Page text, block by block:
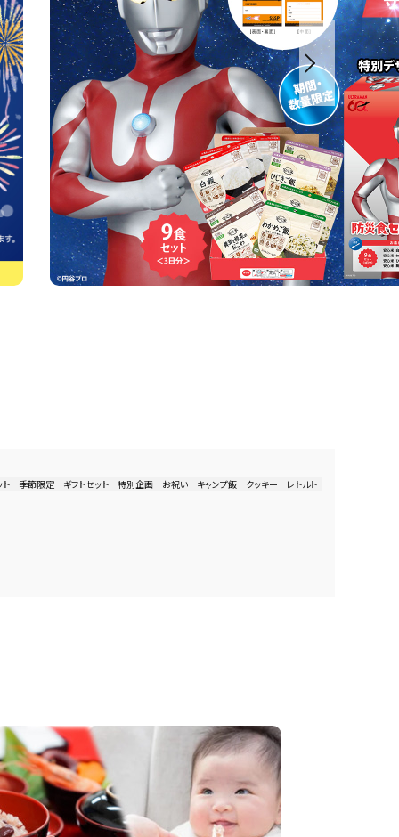
からだを想う 野菜スープ お米de安心 米粉のクッキー
訳あり
季節限定 ギフトセット 特別企画 お祝い キャンプ飯 クッキー レトルト